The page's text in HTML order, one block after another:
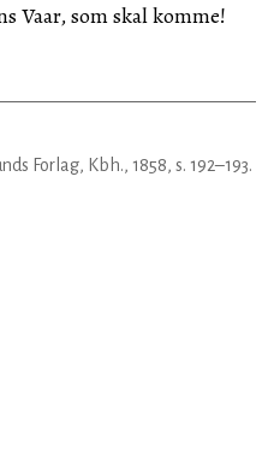
som skal komme!
Forlag, Kbh., 1858, s. 192–193.